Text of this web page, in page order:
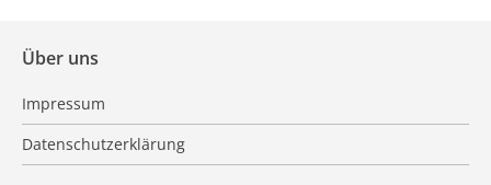
Über uns
Impressum
Datenschutzerklärung